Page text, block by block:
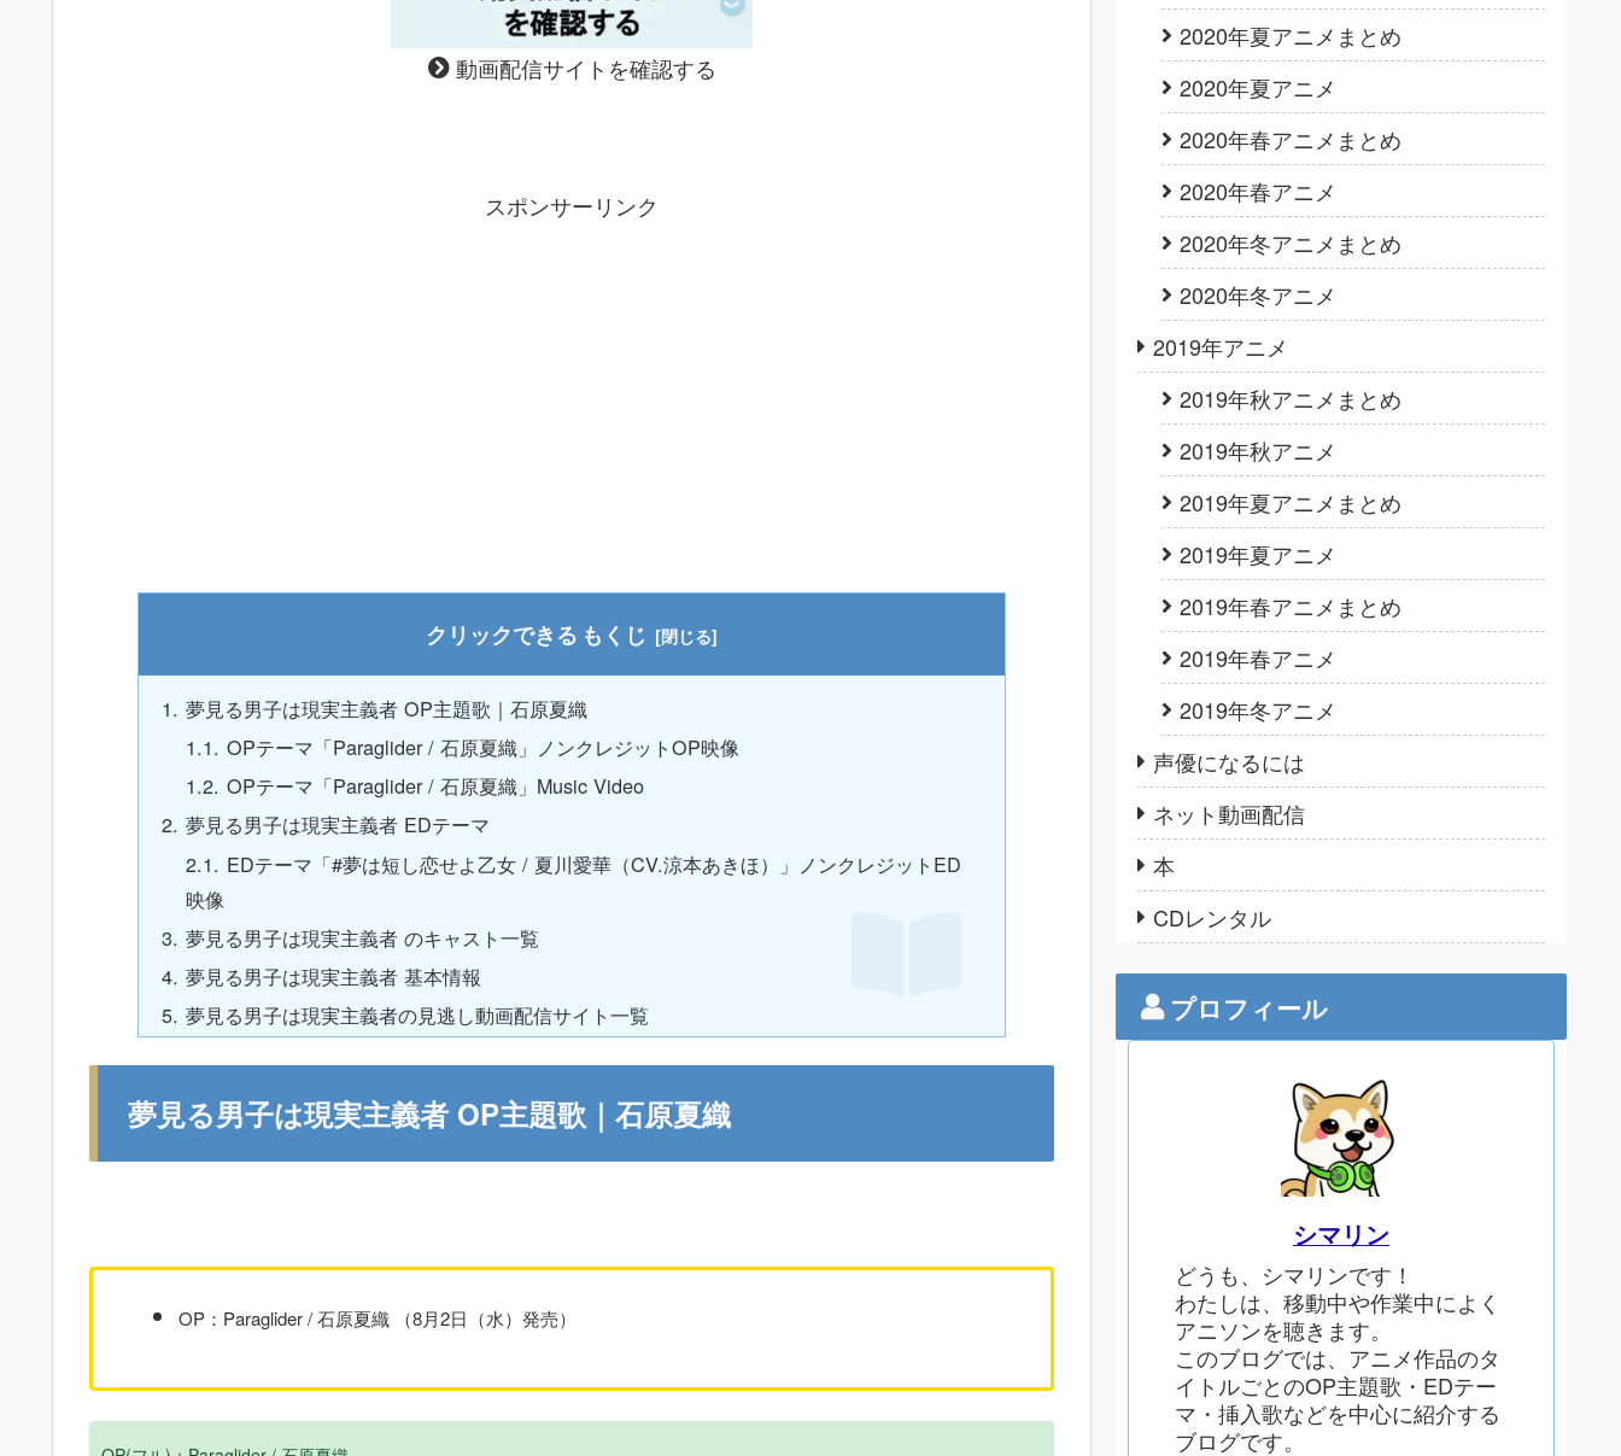
動画配信サイトを確認する
スポンサーリンク
もくじ
夢見る男子は現実主義者 OP主題歌｜石原夏織
OPテーマ「Paraglider / 石原夏織」ノンクレジットOP映像
OPテーマ「Paraglider / 石原夏織」Music Video
夢見る男子は現実主義者 EDテーマ
EDテーマ「#夢は短し恋せよ乙女 / 夏川愛華（CV.涼本あきほ）」ノンクレジットED
映像
夢見る男子は現実主義者 のキャスト一覧
夢見る男子は現実主義者 基本情報
夢見る男子は現実主義者の見逃し動画配信サイト一覧
夢見る男子は現実主義者 OP主題歌｜石原夏織
OP：Paraglider / 石原夏織 （8月2日（水）発売）
2020年夏アニメまとめ
2020年夏アニメ
2020年春アニメまとめ
2020年春アニメ
2020年冬アニメまとめ
2020年冬アニメ
2019年アニメ
2019年秋アニメまとめ
2019年秋アニメ
2019年夏アニメまとめ
2019年夏アニメ
2019年春アニメまとめ
2019年春アニメ
2019年冬アニメ
声優になるには
ネット動画配信
本
CDレンタル
プロフィール
シマリン
どうも、シマリンです！
わたしは、移動中や作業中によく
アニソンを聴きます。
このブログでは、アニメ作品のタ
イトルごとのOP主題歌・EDテー
マ・挿入歌などを中心に紹介する
ブログです。